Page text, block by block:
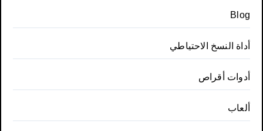
Blog
أداة النسخ الاحتياطي
أدوات أقراص
ألعاب